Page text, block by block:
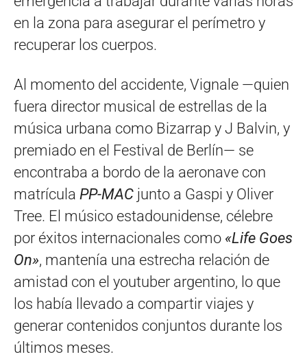
en la zona para asegurar el perímetro y
recuperar los cuerpos.
Al momento del accidente, Vignale —quien
fuera director musical de estrellas de la
música urbana como Bizarrap y J Balvin, y
premiado en el Festival de Berlín— se
encontraba a bordo de la aeronave con
matrícula PP-MAC junto a Gaspi y Oliver
Tree. El músico estadounidense, célebre
por éxitos internacionales como «Life Goes
On», mantenía una estrecha relación de
amistad con el youtuber argentino, lo que
los había llevado a compartir viajes y
generar contenidos conjuntos durante los
últimos meses.